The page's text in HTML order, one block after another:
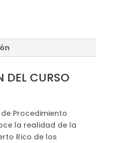
DEL CURSO
Procedimiento
la realidad de la
Rico de los